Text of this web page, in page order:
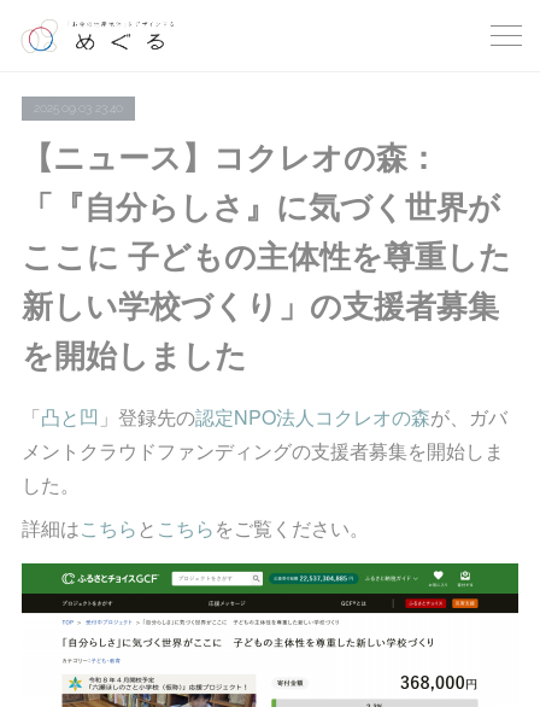
2025.09.03 23:40
【ニュース】コクレオの森：
「『自分らしさ』に気づく世界が
ここに 子どもの主体性を尊重した
新しい学校づくり」の支援者募集
を開始しました
「凸と凹 」登録先の認定NPO法人コクレオの森が、ガバ
メントクラウドファンディングの支援者募集を開始しま
した。
詳細はこちら と こちらをご覧ください。